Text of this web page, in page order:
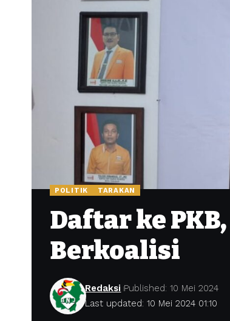
POLITIK TARAKAN
Daftar ke
Berkoalisi
Last updated: 10 Mei 2024 01:10
Redaksi Published: 10 Mei 2024